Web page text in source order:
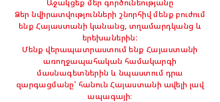
Աջակցեք մեր գործունեությանը
Ձեր նվիրատվությունների շնորհիվ մենք բուժում
ենք Հայաստանի կանանց, տղամարդկանց և
երեխաներին:
Մենք վերապատրաստում ենք Հայաստանի
առողջապահական համակարգի
մասնագետներին և նպաստում դրա
զարգացմանը՝ հանուն Հայաստանի ավելի լավ
ապագայի։